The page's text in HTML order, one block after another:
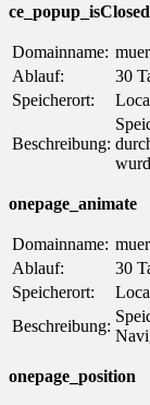
ce_popup_isClosed
Domainname:
Ablauf:
30
Speicherort:
Beschreibung:
onepage_animate
Domainname:
Ablauf:
30
Speicherort:
Beschreibung:
onepage_position